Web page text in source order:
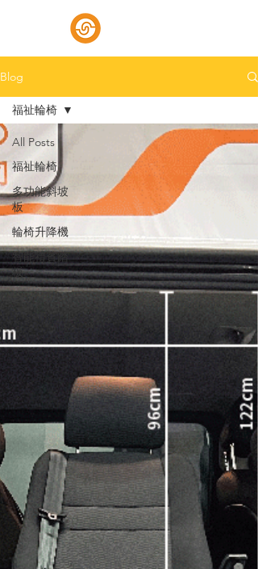
Blog
All Posts
福祉輪椅
多功能斜坡
板
輪椅升降機
智能禮賓踏
板
福祉輪椅